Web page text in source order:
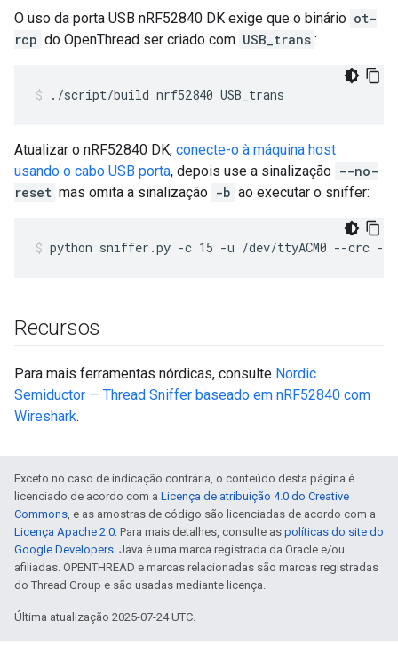
O uso da porta USB nRF52840 DK exige que o binário ot-
rcp do OpenThread ser criado com USB_trans :
./script/build nrf52840 USB_trans
Atualizar o nRF52840 DK, conecte-o à máquina host
usando o cabo USB porta, depois use a sinalização --no-
reset mas omita a sinalização -b ao executar o sniffer:
python sniffer.py -c 15 -u /dev/ttyACM0 --crc
Recursos
Para mais ferramentas nórdicas, consulte Nordic
Semiductor — Thread Sniffer baseado em nRF52840 com
Wireshark.
Exceto no caso de indicação contrária, o conteúdo desta página é
licenciado de acordo com a Licença de atribuição 4.0 do Creative
Commons , e as amostras de código são licenciadas de acordo com a
Licença Apache 2.0 . Para mais detalhes, consulte as políticas do site do
Google Developers . Java é uma marca registrada da Oracle e/ou
afiliadas. OPENTHREAD e marcas relacionadas são marcas registradas
do Thread Group e são usadas mediante licença.
Última atualização 2025-07-24 UTC.